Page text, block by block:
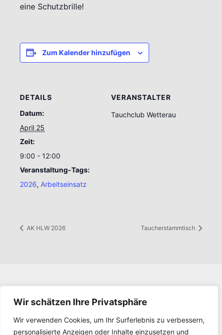
Wir schätzen Ihre Privatsphäre
Wir verwenden Cookies, um Ihr Surferlebnis zu verbessern,
personalisierte Anzeigen oder Inhalte einzusetzen und
eine Schutzbrille!
Zum Kalender hinzufügen
DETAILS
Datum:
April 25
Zeit:
9:00 - 12:00
Veranstaltung-Tags:
2026, Arbeitseinsatz
VERANSTALTER
Tauchclub Wetterau
AK HLW 2026 Taucherstammtisch
Datenschutz
Kontakt
Downloads